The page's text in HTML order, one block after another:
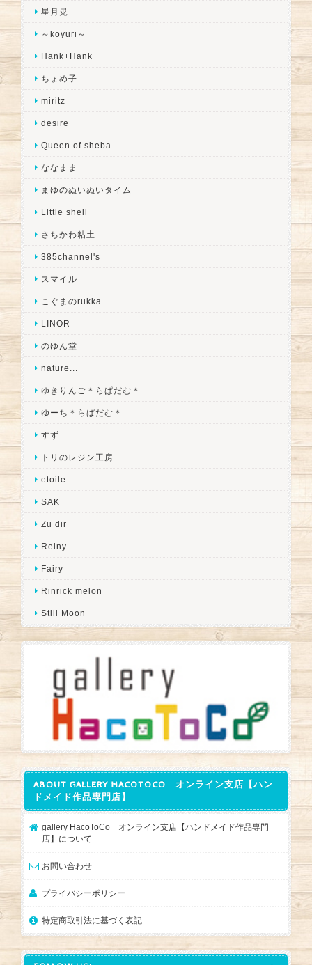
星月晃
～koyuri～
Hank+Hank
ちょめ子
miritz
desire
Queen of sheba
ななまま
まゆのぬいぬいタイム
Little shell
さちかわ粘土
385channel's
スマイル
こぐまのrukka
LINOR
のゆん堂
nature...
ゆきりんご＊らぱだむ＊
ゆーち＊らぱだむ＊
すず
トリのレジン工房
etoile
SAK
Zu dir
Reiny
Fairy
Rinrick melon
Still Moon
ABOUT GALLERY HACOTOCO オンライン支店【ハン
ドメイド作品専門店】
gallery HacoToCo オンライン支店【ハンドメイド作品専門
店】について
お問い合わせ
プライバシーポリシー
特定商取引法に基づく表記